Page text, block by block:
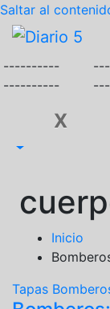
Saltar al
----------
----------
X
Inicio
Tapas